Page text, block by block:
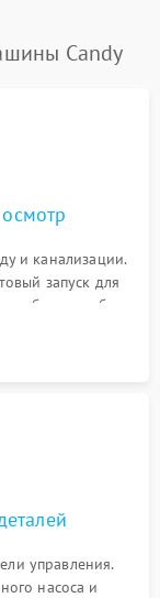
Подробнее →
Candy
и канализации.
запуск для
сбоев в работе
управления.
насоса и